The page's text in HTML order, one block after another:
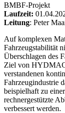
BMBF-Projekt
Laufzeit:
Leitung: Peter
Auf komplexen
Fahrzeugstabilität
Überschlagen des
Ziel von HYDMAO
verstandenen
Fahrzeugindustrie
beispielhaft zu
rechnergestützte
verbessert werden.